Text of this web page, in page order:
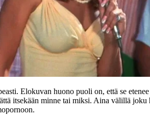
Elokuvan huono puoli on, että se
itsekään minne tai miksi. Aina välillä